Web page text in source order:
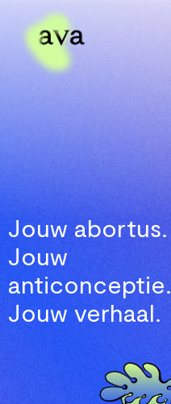
Jouw abortus.
Jouw
anticonceptie.
Jouw verhaal.